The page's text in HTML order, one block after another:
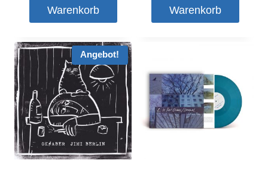
Warenkorb
Warenkorb
Angebot!